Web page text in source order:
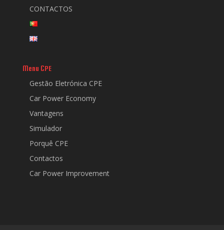
CONTACTOS
Menu CPE
Gestão Eletrónica CPE
Car Power Economy
Vantagens
Simulador
Porquê CPE
Contactos
Car Power Improvement